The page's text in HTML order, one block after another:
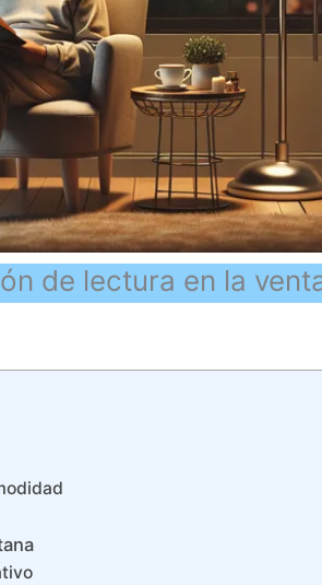
de lectura en la